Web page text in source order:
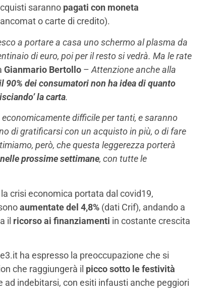
saranno pagati con moneta
o carte di credito).
a portare a casa uno schermo al plasma da
di euro, poi per il resto si vedrà. Ma le rate
Gianmario Bertollo – Attenzione anche alla
90% dei consumatori non ha idea di quanto
la carta.
difficile per tanti, e saranno
di gratificarsi con un acquisto in più, o di fare
però, che questa leggerezza porterà
prossime settimane, con tutte le
crisi economica portata dal covid19,
aumentate del 4,8% (dati Crif), andando a
il ricorso ai finanziamenti in costante crescita
ha espresso la preoccupazione che si
che raggiungerà il picco sotto le festività
ad indebitarsi, con esiti infausti anche peggiori